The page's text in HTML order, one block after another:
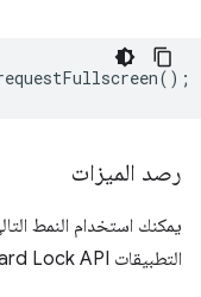
();
رصد الميزات
يمكنك استخدام النمط
التطبيقات Keyboard Lock API متوافقة: